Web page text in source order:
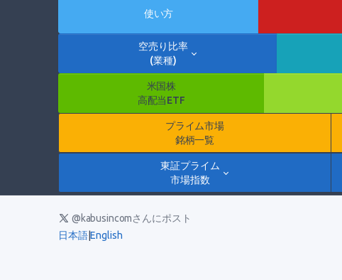
使い方
空売り比率
(業種)
米国株
高配当ETF
プライム市場
銘柄一覧
東証プライム
市場指数
@kabusincomさんにポスト
日本語|English